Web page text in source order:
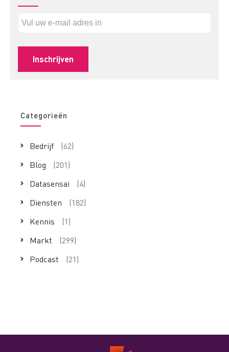
Categorieën
Bedrijf
(62)
Blog
(201)
Datasensai
(4)
Diensten
(182)
Kennis
(1)
Markt
(299)
Podcast
(21)